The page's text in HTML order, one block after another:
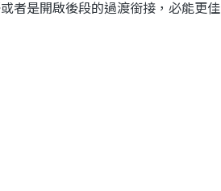
者是開啟後段的過渡銜接，必能更佳